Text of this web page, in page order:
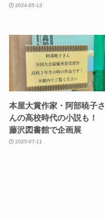
2024-05-13
本屋大賞作家・阿部暁子さ
んの高校時代の小説も！
藤沢図書館で企画展
2025-07-11